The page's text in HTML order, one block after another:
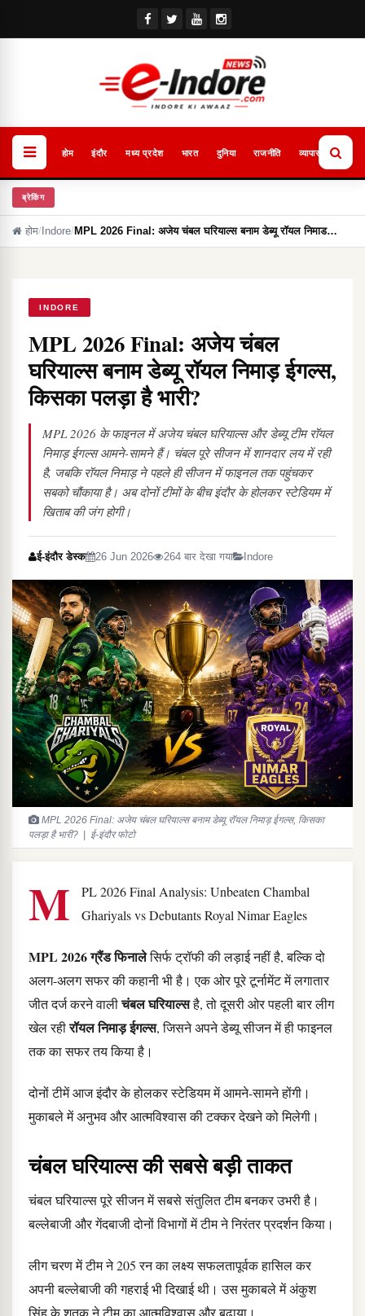
होम इंदौर मध्य प्रदेश भारत दुनिया राजनीति व्यापार खेल
ब्रेकिंग
होम/ Indore/ MPL 2026 Final: अजेय चंबल घरियाल्स बनाम डेब्यू रॉयल निमाड…
INDORE
MPL 2026 Final: अजेय चंबल
घरियाल्स बनाम डेब्यू रॉयल निमाड़ ईगल्स,
किसका पलड़ा है भारी?
MPL 2026 के फाइनल में अजेय चंबल घरियाल्स और डेब्यू टीम रॉयल
निमाड़ ईगल्स आमने-सामने हैं। चंबल पूरे सीजन में शानदार लय में रही
है, जबकि रॉयल निमाड़ ने पहले ही सीजन में फाइनल तक पहुंचकर
सबको चौंकाया है। अब दोनों टीमों के बीच इंदौर के होलकर स्टेडियम में
खिताब की जंग होगी।
ई-इंदौर डेस्क 26 Jun 2026 264 बार देखा गया Indore
MPL 2026 Final: अजेय चंबल घरियाल्स बनाम डेब्यू रॉयल निमाड़ ईगल्स, किसका
पलड़ा है भारी? | ई-इंदौर फोटो
M
PL 2026 Final Analysis: Unbeaten Chambal
Ghariyals vs Debutants Royal Nimar Eagles
MPL 2026 ग्रैंड फिनालेसिर्फ ट्रॉफी की लड़ाई नहीं है, बल्कि दो
अलग-अलग सफर की कहानी भी है। एक ओर पूरे टूर्नामेंट में लगातार
जीत दर्ज करने वालीचंबल घरियाल्सहै, तो दूसरी ओर पहली बार लीग
खेल रहीरॉयल निमाड़ ईगल्स, जिसने अपने डेब्यू सीजन में ही फाइनल
तक का सफर तय किया है।
दोनों टीमें आज इंदौर के होलकर स्टेडियम में आमने-सामने होंगी।
मुकाबले में अनुभव और आत्मविश्वास की टक्कर देखने को मिलेगी।
चंबल घरियाल्स की सबसे बड़ी ताकत
चंबल घरियाल्स पूरे सीजन में सबसे संतुलित टीम बनकर उभरी है।
बल्लेबाजी और गेंदबाजी दोनों विभागों में टीम ने निरंतर प्रदर्शन किया।
लीग चरण में टीम ने 205 रन का लक्ष्य सफलतापूर्वक हासिल कर
अपनी बल्लेबाजी की गहराई भी दिखाई थी। उस मुकाबले में अंकुश
सिंह के शतक ने टीम का आत्मविश्वास और बढ़ाया।